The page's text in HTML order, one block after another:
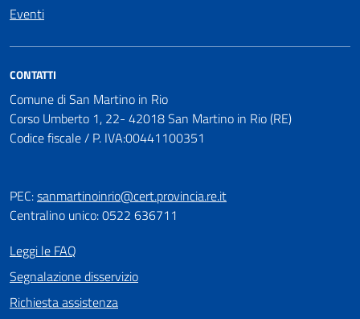
Eventi
CONTATTI
Comune di San Martino in Rio
Corso Umberto 1, 22- 42018 San Martino in Rio (RE)
Codice fiscale / P. IVA:00441100351
PEC:sanmartinoinrio@cert.provincia.re.it
Centralino unico: 0522 636711
Leggi le FAQ
Segnalazione disservizio
Richiesta assistenza